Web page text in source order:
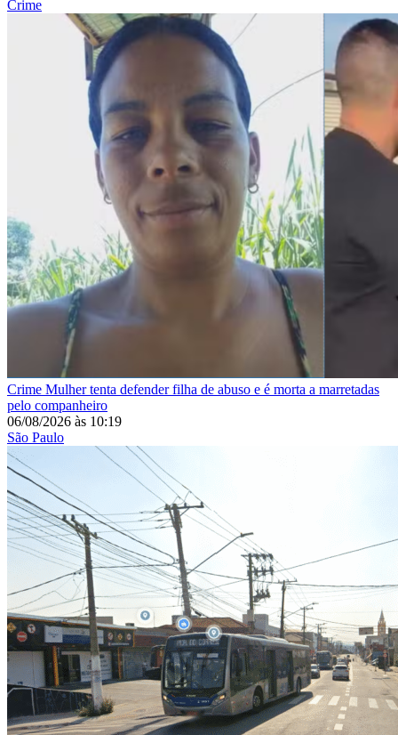
Crime
Crime Mulher tenta defender filha de abuso e é morta a marretadas
pelo companheiro
06/08/2026 às 10:19
São Paulo